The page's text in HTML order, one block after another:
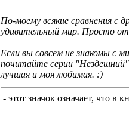
По-моему всякие сравнения с
удивительный мир. Просто
Если вы совсем не знакомы с
почитайте серии
лучшая и моя любимая. :)
- этот значок означает, что в